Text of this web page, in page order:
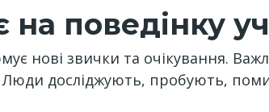
поведінку
нові звички та очікування.
Люди досліджують, пробують,